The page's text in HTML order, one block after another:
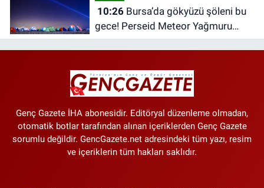
10:26Bursa’da gökyüzü şöleni bu
gece! Perseid Meteor Yağmuru
Karacabey’den izlenecek
Genç Gazete İHA abonesidir. Editöryal düzenleme olmadan,
otomatik botlar tarafından alınan içeriklerden Genç Gazete
sorumlu değildir. GencGazete.net adresindeki tüm yazı, resim
ve içeriklerin tüm hakları saklıdır.